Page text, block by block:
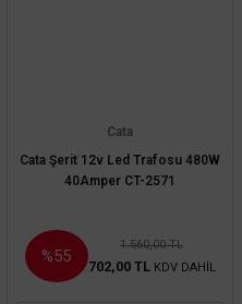
Cata
Cata Şerit 12v Led Trafosu 480W
40Amper CT-2571
%55
1.560,00 TL
702,00 TL KDV DAHİL